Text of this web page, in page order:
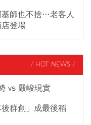
師也不捨…老客人
登場
/ HOT NEWS /
vs 嚴峻現實
群創」成最後稻